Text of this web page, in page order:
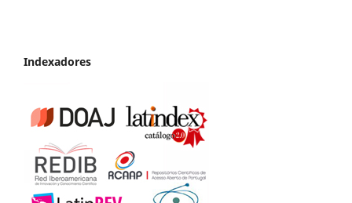
Indexadores